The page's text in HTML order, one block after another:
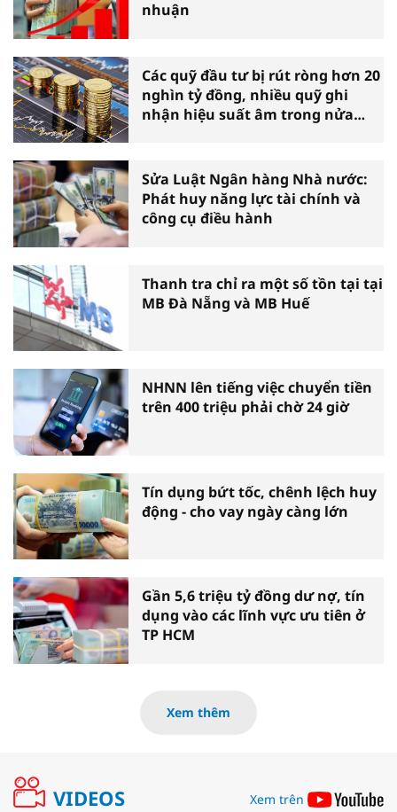
nhuận
Các quỹ đầu tư bị rút ròng hơn 20
nghìn tỷ đồng, nhiều quỹ ghi
nhận hiệu suất âm trong nửa
Sửa Luật Ngân hàng Nhà nước:
Phát huy năng lực tài chính và
công cụ điều hành
Thanh tra chỉ ra một số tồn tại tại
MB Đà Nẵng và MB Huế
NHNN lên tiếng việc chuyển tiền
trên 400 triệu phải chờ 24 giờ
Tín dụng bứt tốc, chênh lệch huy
động - cho vay ngày càng lớn
Gần 5,6 triệu tỷ đồng dư nợ, tín
dụng vào các lĩnh vực ưu tiên ở
TP HCM
Xem thêm
VIDEOS Xem trên